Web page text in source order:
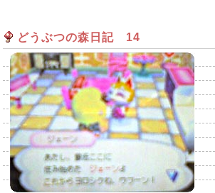
どうぶつの森日記 14